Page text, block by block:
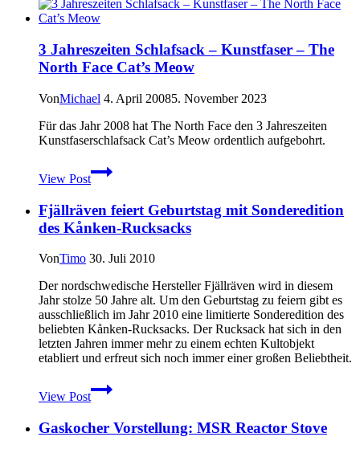
–
Hygiene
Wandertouren
3 Jahreszeiten Schlafsack – Kunstfaser – The
North Face Cat’s Meow
VonMichael 4. April 20085. November 2023
Für das Jahr 2008 hat The North Face den 3 Jahreszeiten
Kunstfaserschlafsack Cat’s Meow ordentlich aufgebohrt.
View PostJahreszeiten
–
Kunstfaser
–
The
Face
Cat’s
Meow
Fjällräven feiert Geburtstag mit Sonderedition
des Kånken-Rucksacks
VonTimo 30. Juli 2010
Der nordschwedische Hersteller Fjällräven wird in diesem
Jahr stolze 50 Jahre alt. Um den Geburtstag zu feiern gibt es
ausschließlich im Jahr 2010 eine limitierte Sonderedition des
beliebten Kånken-Rucksacks. Der Rucksack hat sich in den
letzten Jahren immer mehr zu einem echten Kultobjekt
etabliert und erfreut sich noch immer einer großen Beliebtheit.
View Post
Fjällräven
feiert
mit
Gaskocher Vorstellung: MSR Reactor Stove